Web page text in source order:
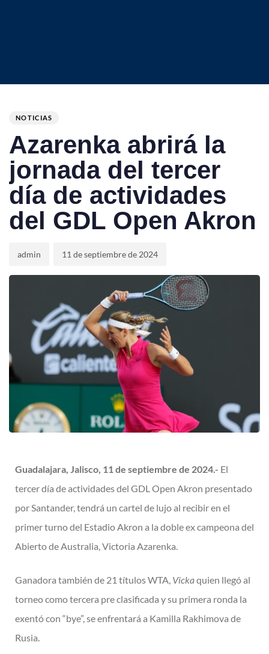
IN:
NOTICIAS
Azarenka abrirá la
jornada del tercer
día de actividades
del GDL Open Akron
admin 11 de septiembre de 2024
Guadalajara, Jalisco, 11 de septiembre de 2024.- El
tercer día de actividades del GDL Open Akron presentado
por Santander, tendrá un cartel de lujo al recibir en el
primer turno del Estadio Akron a la doble ex campeona del
Abierto de Australia, Victoria Azarenka.
Ganadora también de 21 títulos WTA, Vickaquien llegó al
torneo como tercera pre clasificada y su primera ronda la
exentó con “bye”, se enfrentará a Kamilla Rakhimova de
Rusia.